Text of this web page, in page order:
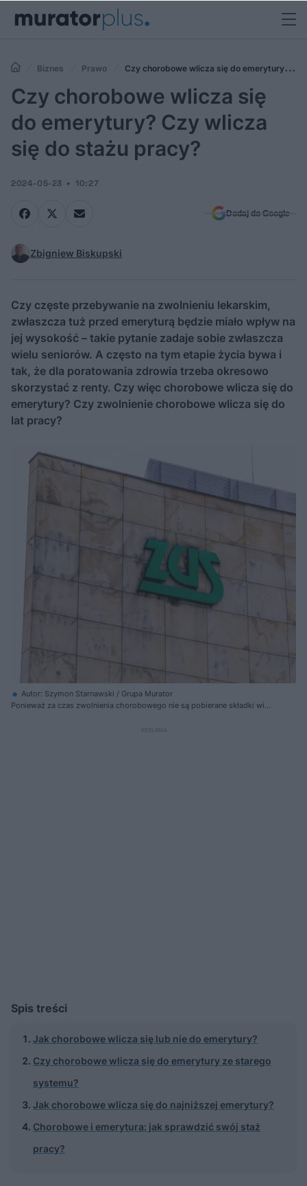
Biznes Prawo
Czy chorobowe wlicza się do emerytury?
Czy wlicza się do stażu pracy?
Czy chorobowe wlicza się
do emerytury? Czy wlicza
się do stażu pracy?
2024-05-23 10:27
Dodaj do Google
Zbigniew Biskupski
Czy częste przebywanie na zwolnieniu lekarskim,
zwłaszcza tuż przed emeryturą będzie miało wpływ na
jej wysokość – takie pytanie zadaje sobie zwłaszcza
wielu seniorów. A często na tym etapie życia bywa i
tak, że dla poratowania zdrowia trzeba okresowo
skorzystać z renty. Czy więc chorobowe wlicza się do
emerytury? Czy zwolnienie chorobowe wlicza się do
lat pracy?
Autor: Szymon Starnawski / Grupa Murator
Ponieważ za czas zwolnienia chorobowego nie są pobierane składki więc
przyszłości do wyliczenia wysokości emerytury, ale to nie jedyny wpływ
Spis treści
Jak chorobowe wlicza się lub nie do emerytury?
Czy chorobowe wlicza się do emerytury ze starego
systemu?
Jak chorobowe wlicza się do najniższej emerytury?
Chorobowe i emerytura: jak sprawdzić swój staż
pracy?